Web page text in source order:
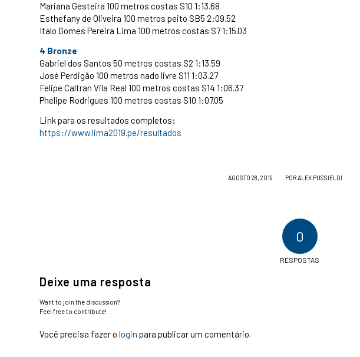
Mariana Gesteira 100 metros costas S10 1:13.68
Esthefany de Oliveira 100 metros peito SB5 2:09.52
Italo Gomes Pereira Lima 100 metros costas S7 1:15.03
4 Bronze
Gabriel dos Santos 50 metros costas S2 1:13.59
José Perdigão 100 metros nado livre S11 1:03.27
Felipe Caltran Vila Real 100 metros costas S14 1:06.37
Phelipe Rodrigues 100 metros costas S10 1:07.05
Link para os resultados completos:
https://www.lima2019.pe/resultados
AGOSTO 28, 2019
/ PORALEX PUSSIELDI
0
RESPOSTAS
Deixe uma resposta
Want to join the discussion?
Feel free to contribute!
Você precisa fazer o login para publicar um comentário.